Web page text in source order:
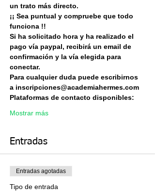
un trato más directo.
¡¡ Sea puntual y compruebe que todo
funciona !!
Si ha solicitado hora y ha realizado el
pago vía paypal, recibirá un email de
confirmación y la vía elegida para
conectar.
Para cualquier duda puede escribirnos
a inscripciones@academiahermes.com
Plataformas de contacto disponibles:
Mostrar más
Entradas
Entradas agotadas
Tipo de entrada